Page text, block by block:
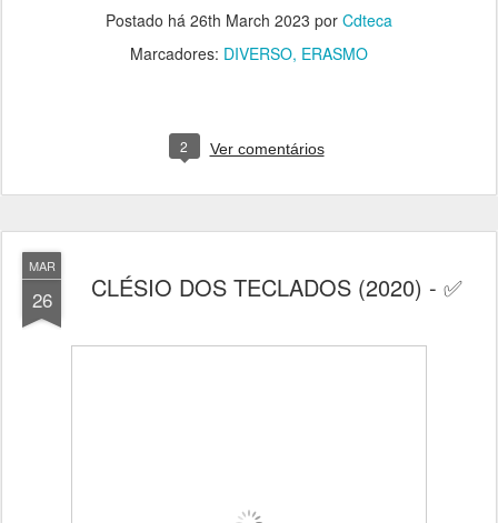
Postado há 26th March 2023 por Cdteca
Marcadores: DIVERSO ERASMO
2 Ver comentários
MAR
26 CLÉSIO DOS TECLADOS (2020) - ✅